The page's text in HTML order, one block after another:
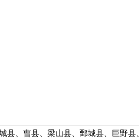
县、曹县、梁山县、鄄城县、巨野